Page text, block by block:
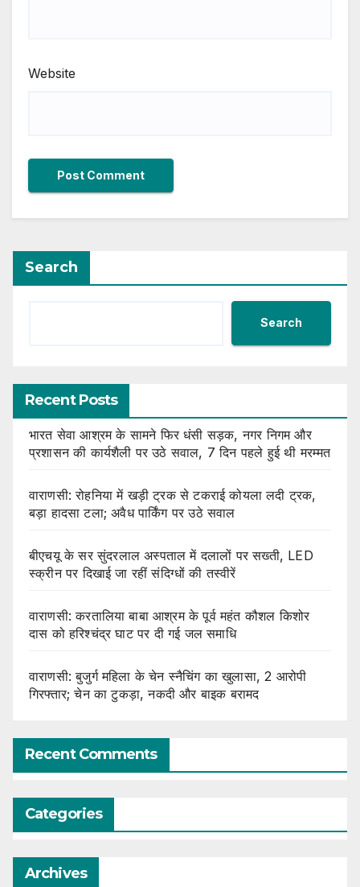
Website
Search
Search
Recent Posts
भारत सेवा आश्रम के सामने फिर धंसी सड़क, नगर निगम और
प्रशासन की कार्यशैली पर उठे सवाल, 7 दिन पहले हुई थी मरम्मत
वाराणसी: रोहनिया में खड़ी ट्रक से टकराई कोयला लदी ट्रक,
बड़ा हादसा टला; अवैध पार्किंग पर उठे सवाल
बीएचयू के सर सुंदरलाल अस्पताल में दलालों पर सख्ती, LED
स्क्रीन पर दिखाई जा रहीं संदिग्धों की तस्वीरें
वाराणसी: करतालिया बाबा आश्रम के पूर्व महंत कौशल किशोर
दास को हरिश्चंद्र घाट पर दी गई जल समाधि
वाराणसी: बुजुर्ग महिला के चेन स्नैचिंग का खुलासा, 2 आरोपी
गिरफ्तार; चेन का टुकड़ा, नकदी और बाइक बरामद
Recent Comments
Categories
Archives